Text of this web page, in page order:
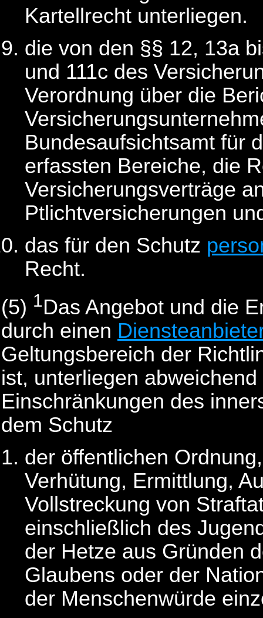
Kartellrecht unterliegen.
die von den §§ 12, 13a
und 111c des
Verordnung über die
Bundesaufsichtsamt für
erfassten Bereiche, die
Versicherungsverträge
Ptlichtversicherungen
das für den Schutz
Recht.
(5) 1Das Angebot und die
durch einen
Geltungsbereich der
ist, unterliegen
Einschränkungen des
dem Schutz
der öffentlichen
Verhütung, Ermittlung,
Vollstreckung von
einschließlich des
der Hetze aus Gründen
Glaubens oder der
der Menschenwürde